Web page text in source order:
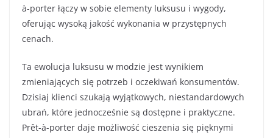
à-porter łączy w sobie elementy luksusu i wygody,
oferując wysoką jakość wykonania w przystępnych
cenach.
Ta ewolucja luksusu w modzie jest wynikiem
zmieniających się potrzeb i oczekiwań konsumentów.
Dzisiaj klienci szukają wyjątkowych, niestandardowych
ubrań, które jednocześnie są dostępne i praktyczne.
Prêt-à-porter daje możliwość cieszenia się pięknymi